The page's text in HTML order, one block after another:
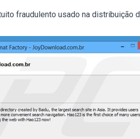
fraudulento usado na distribuição